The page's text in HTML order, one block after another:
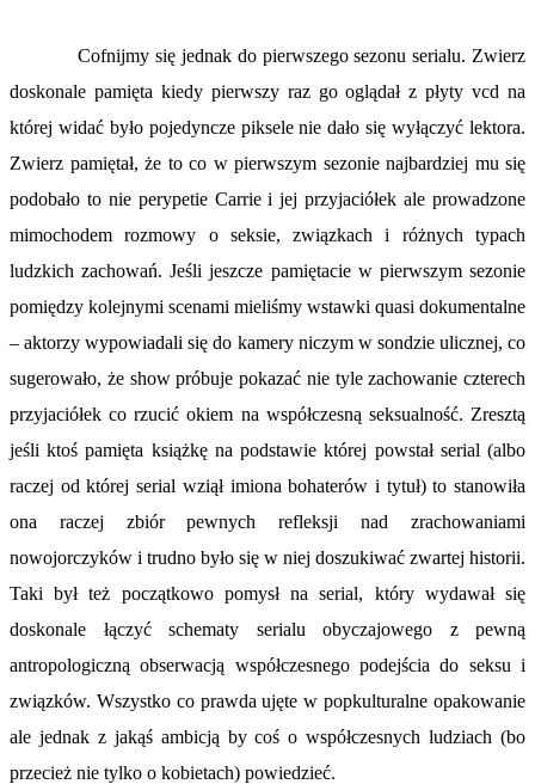
Cofnijmy się jednak do pierwszego sezonu serialu. Zwierz
doskonale pamięta kiedy pierwszy raz go oglądał z płyty vcd na
której widać było pojedyncze piksele nie dało się wyłączyć lektora.
Zwierz pamiętał, że to co w pierwszym sezonie najbardziej mu się
podobało to nie perypetie Carrie i jej przyjaciółek ale prowadzone
mimochodem rozmowy o seksie, związkach i różnych typach
ludzkich zachowań. Jeśli jeszcze pamiętacie w pierwszym sezonie
pomiędzy kolejnymi scenami mieliśmy wstawki quasi dokumentalne
– aktorzy wypowiadali się do kamery niczym w sondzie ulicznej, co
sugerowało, że show próbuje pokazać nie tyle zachowanie czterech
przyjaciółek co rzucić okiem na współczesną seksualność. Zresztą
jeśli ktoś pamięta książkę na podstawie której powstał serial (albo
raczej od której serial wziął imiona bohaterów i tytuł) to stanowiła
ona raczej zbiór pewnych refleksji nad zrachowaniami
nowojorczyków i trudno było się w niej doszukiwać zwartej historii.
Taki był też początkowo pomysł na serial, który wydawał się
doskonale łączyć schematy serialu obyczajowego z pewną
antropologiczną obserwacją współczesnego podejścia do seksu i
związków. Wszystko co prawda ujęte w popkulturalne opakowanie
ale jednak z jakąś ambicją by coś o współczesnych ludziach (bo
przecież nie tylko o kobietach) powiedzieć.